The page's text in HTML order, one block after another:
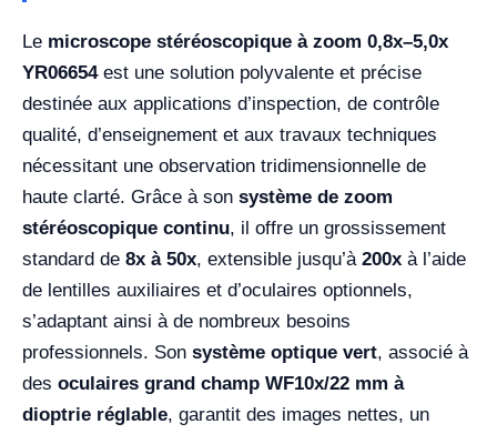
Le microscope stéréoscopique à zoom 0,8x–5,0x
YR06654est une solution polyvalente et précise
destinée aux applications d’inspection, de contrôle
qualité, d’enseignement et aux travaux techniques
nécessitant une observation tridimensionnelle de
haute clarté. Grâce à son système de zoom
stéréoscopique continu, il offre un grossissement
standard de 8x à 50x, extensible jusqu’à 200x à l’aide
de lentilles auxiliaires et d’oculaires optionnels,
s’adaptant ainsi à de nombreux besoins
professionnels. Son système optique vert, associé à
des oculaires grand champ WF10x/22 mm à
dioptrie réglable, garantit des images nettes, un